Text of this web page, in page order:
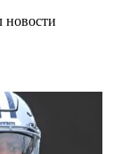
новости